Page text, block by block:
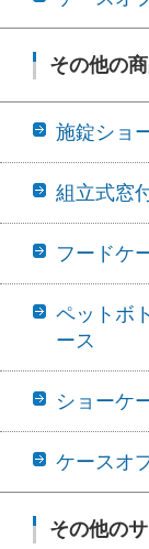
その他の
施錠ショ
組立式窓
フードケ
ペットボ
ース
ショーケ
ケースオ
その他の